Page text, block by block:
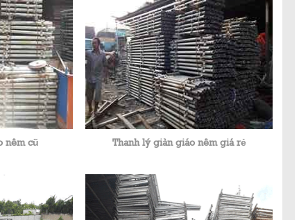
nêm cũ Thanh lý giàn giáo nêm giá rẻ